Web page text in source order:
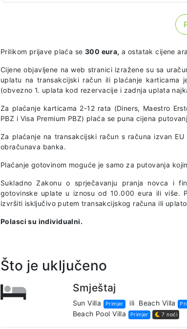
Prilikom prijave plaća se 300 eura, a ostatak cijene
Cijene objavljene na web stranici izražene su sa
uplatu na transakcijski račun ili plaćanje karticama
(obvezno 1. uplata kod rezervacije i zadnja uplata
Za plaćanje karticama 2-12 rata (Diners, Maestro
PBZ i Visa Premium PBZ) plaća se puna cijena
Za plaćanje na transakcijski račun s računa izvan
obračunava banka.
Plaćanje gotovinom moguće je samo za putovanja
Sukladno Zakonu o sprječavanju pranja novca i
gotovinske uplate u iznosu od 10.000 eura ili više.
izvršiti isključivo putem transakcijskog računa ili
Polasci su individualni.
Što je uključeno
Smještaj
Sun Villa Primjer ili Beach Villa
Beach Pool Villa
Primjer 7 noći